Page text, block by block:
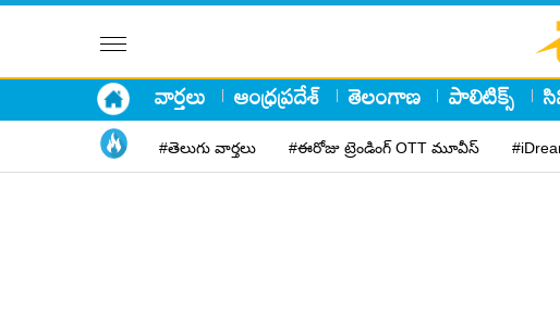
వార్తలు ఆంధ్రప్రదేశ్ తెలంగాణ పాలిటిక్స్
#తెలుగు వార్తలు #ఈరోజు ట్రెండింగ్ OTT మూవీస్